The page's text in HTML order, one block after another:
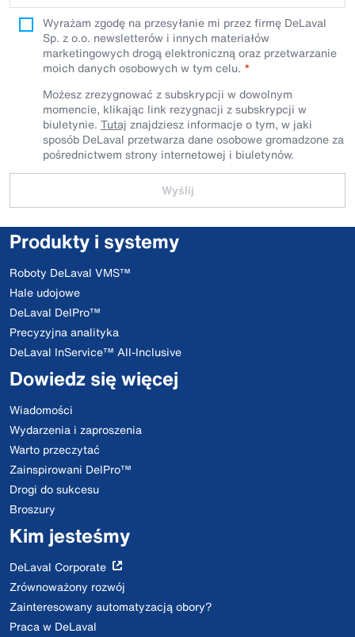
Wyrażam zgodę na przesyłanie mi przez firmę DeLaval
Sp. z o.o. newsletterów i innych materiałów
marketingowych drogą elektroniczną oraz przetwarzanie
moich danych osobowych w tym celu.
Możesz zrezygnować z subskrypcji w dowolnym
momencie, klikając link rezygnacji z subskrypcji w
biuletynie. Tutaj znajdziesz informacje o tym, w jaki
sposób DeLaval przetwarza dane osobowe gromadzone za
pośrednictwem strony internetowej i biuletynów.
Wyślij
Produkty i systemy
Roboty DeLaval VMS™
Hale udojowe
DeLaval DelPro™
Precyzyjna analityka
DeLaval InService™ All-Inclusive
Dowiedz się więcej
Wiadomości
Wydarzenia i zaproszenia
Warto przeczytać
Zainspirowani DelPro™
Drogi do sukcesu
Broszury
Kim jesteśmy
DeLaval Corporate
Zrównoważony rozwój
Zainteresowany automatyzacją obory?
Praca w DeLaval